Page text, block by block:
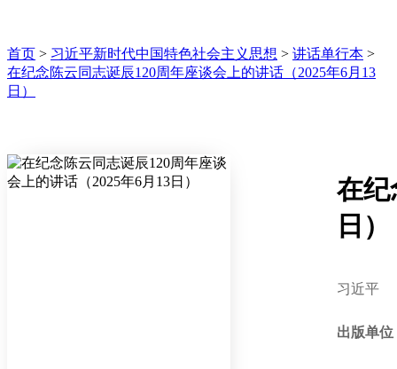
首页 > 习近平新时代中国特色社会主义思想 > 讲话单行本 >
在纪念陈云同志诞辰120周年座谈会上的讲话（2025年6月13
日）
在纪
日）
习近平
出版单位